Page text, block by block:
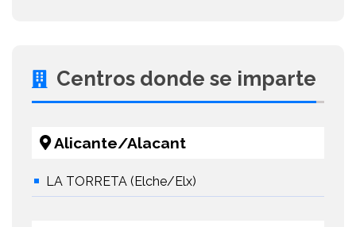
Centros donde se imparte
Alicante/Alacant
LA TORRETA (Elche/Elx)